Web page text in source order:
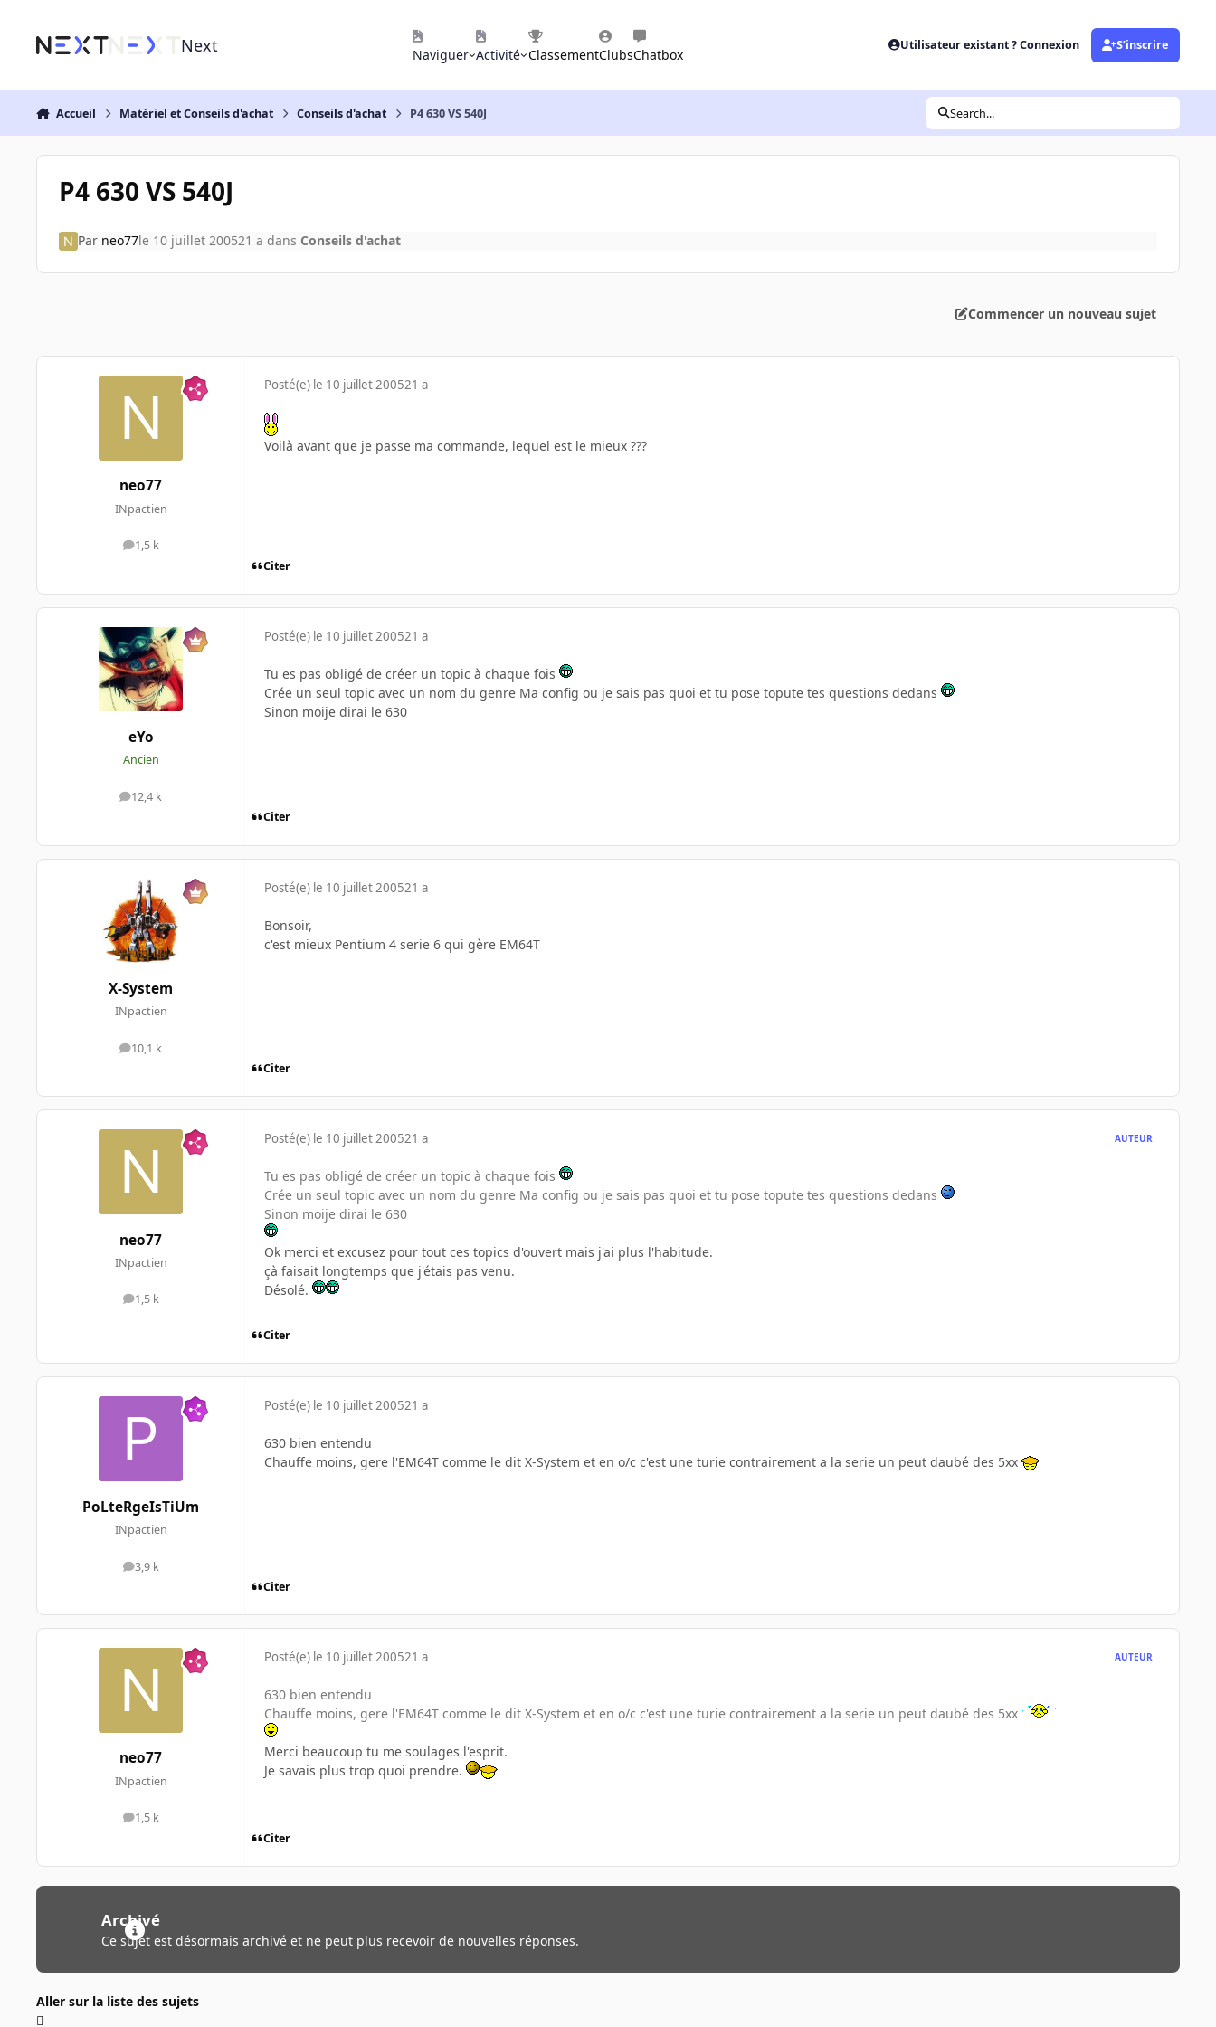
Next Naviguer Activité ClassementClubsChatbox
Utilisateur existant ? Connexion S’inscrire
Accueil Matériel et Conseils d'achat Conseils d'achat P4 630 VS 540J Search...
P4 630 VS 540J
Par neo77le 10 juillet 200521 a dans Conseils d'achat
Commencer un nouveau sujet
neo77
INpactien
1,5 k
messages
Posté(e) le 10 juillet 200521 a
Voilà avant que je passe ma commande, lequel est le mieux ???
Citer
eYo
Ancien
12,4 k
messages
Posté(e) le 10 juillet 200521 a
Tu es pas obligé de créer un topic à chaque fois
Crée un seul topic avec un nom du genre Ma config ou je sais pas quoi et tu pose topute tes questions dedans
Sinon moije dirai le 630
Citer
X-System
INpactien
10,1 k
messages
Posté(e) le 10 juillet 200521 a
Bonsoir,
c'est mieux Pentium 4 serie 6 qui gère EM64T
Citer
neo77
INpactien
1,5 k
messages
Posté(e) le 10 juillet 200521 a AUTEUR
Tu es pas obligé de créer un topic à chaque fois
Crée un seul topic avec un nom du genre Ma config ou je sais pas quoi et tu pose topute tes questions dedans
Sinon moije dirai le 630
Ok merci et excusez pour tout ces topics d'ouvert mais j'ai plus l'habitude.
çà faisait longtemps que j'étais pas venu.
Désolé.
Citer
PoLteRgeIsTiUm
INpactien
3,9 k
messages
Posté(e) le 10 juillet 200521 a
630 bien entendu
Chauffe moins, gere l'EM64T comme le dit X-System et en o/c c'est une turie contrairement a la serie un peut daubé des 5xx
Citer
neo77
INpactien
1,5 k
messages
Posté(e) le 10 juillet 200521 a AUTEUR
630 bien entendu
Chauffe moins, gere l'EM64T comme le dit X-System et en o/c c'est une turie contrairement a la serie un peut daubé des 5xx
Merci beaucoup tu me soulages l'esprit.
Je savais plus trop quoi prendre.
Citer
Archivé
Ce sujet est désormais archivé et ne peut plus recevoir de nouvelles réponses.
Aller sur la liste des sujets